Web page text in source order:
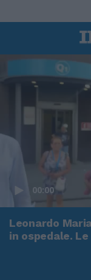
00:00
Leonardo
in ospedale.